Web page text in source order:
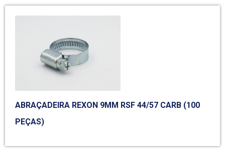
ABRAÇADEIRA REXON 9MM RSF 44/57 CARB (100
PEÇAS)